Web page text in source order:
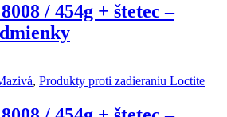
/ 454g + štetec –
, Produkty proti zadieraniu Loctite